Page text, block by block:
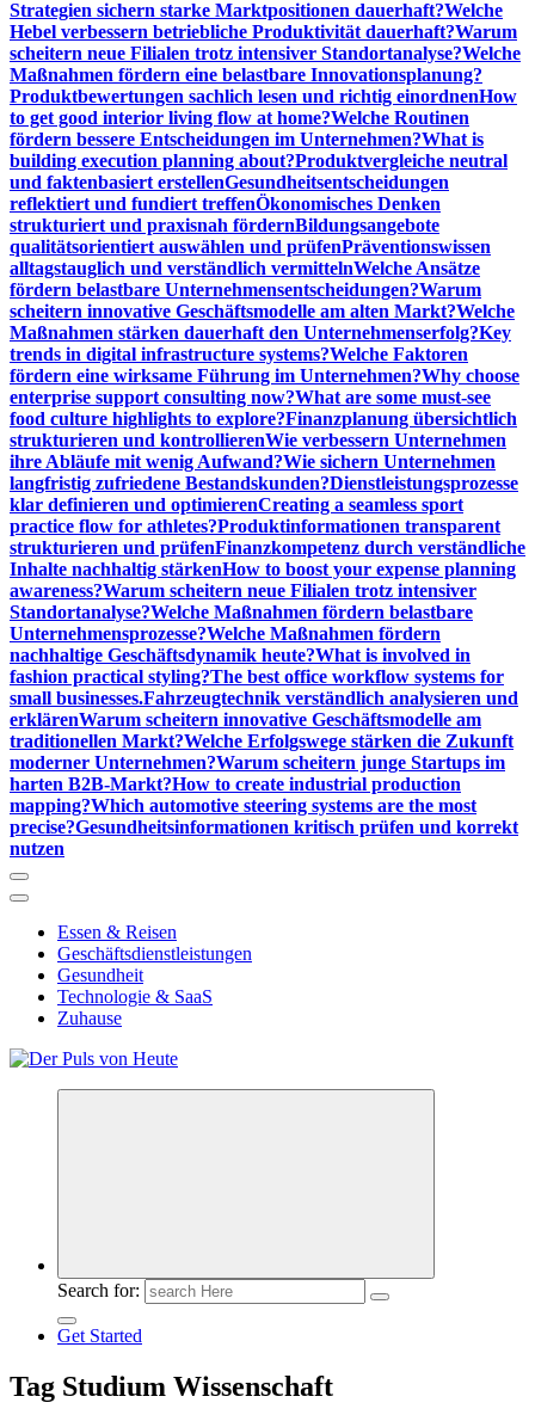
Strategien sichern starke Marktpositionen dauerhaft?Welche
Hebel verbessern betriebliche Produktivität dauerhaft?Warum
scheitern neue Filialen trotz intensiver Standortanalyse?Welche
Maßnahmen fördern eine belastbare Innovationsplanung?
Produktbewertungen sachlich lesen und richtig einordnenHow
to get good interior living flow at home?Welche Routinen
fördern bessere Entscheidungen im Unternehmen?What is
building execution planning about?Produktvergleiche neutral
und faktenbasiert erstellenGesundheitsentscheidungen
reflektiert und fundiert treffenÖkonomisches Denken
strukturiert und praxisnah fördernBildungsangebote
qualitätsorientiert auswählen und prüfenPräventionswissen
alltagstauglich und verständlich vermittelnWelche Ansätze
fördern belastbare Unternehmensentscheidungen?Warum
scheitern innovative Geschäftsmodelle am alten Markt?Welche
Maßnahmen stärken dauerhaft den Unternehmenserfolg?Key
trends in digital infrastructure systems?Welche Faktoren
fördern eine wirksame Führung im Unternehmen?Why choose
enterprise support consulting now?What are some must-see
food culture highlights to explore?Finanzplanung übersichtlich
strukturieren und kontrollierenWie verbessern Unternehmen
ihre Abläufe mit wenig Aufwand?Wie sichern Unternehmen
langfristig zufriedene Bestandskunden?Dienstleistungsprozesse
klar definieren und optimierenCreating a seamless sport
practice flow for athletes?Produktinformationen transparent
strukturieren und prüfenFinanzkompetenz durch verständliche
Inhalte nachhaltig stärkenHow to boost your expense planning
awareness?Warum scheitern neue Filialen trotz intensiver
Standortanalyse?Welche Maßnahmen fördern belastbare
Unternehmensprozesse?Welche Maßnahmen fördern
nachhaltige Geschäftsdynamik heute?What is involved in
fashion practical styling?The best office workflow systems for
small businesses.Fahrzeugtechnik verständlich analysieren und
erklärenWarum scheitern innovative Geschäftsmodelle am
traditionellen Markt?Welche Erfolgswege stärken die Zukunft
moderner Unternehmen?Warum scheitern junge Startups im
harten B2B-Markt?How to create industrial production
mapping?Which automotive steering systems are the most
precise?Gesundheitsinformationen kritisch prüfen und korrekt
nutzen
Essen & Reisen
Geschäftsdienstleistungen
Gesundheit
Technologie & SaaS
Zuhause
Meldungen die Resonanz finden
Search for:
Get Started
Tag Studium Wissenschaft